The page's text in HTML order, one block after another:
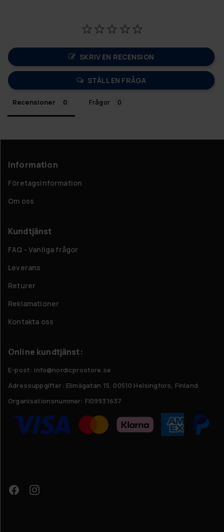
SKRIV EN RECENSION
STÄLL EN FRÅGA
Recensioner Frågor
Information
Företagsinformation
Om oss
Kundtjänst
FAQ - Vanliga frågor
Leverans
Returer
Reklamationer
Kontakta oss
Online kundtjänst:
E-post: info@nordicprostore.se
Adressuppgifter: Elimägatan 15, 00510 Helsingfors, Finland
Organisationsnummer: FI09931637